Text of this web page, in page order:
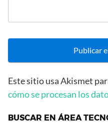
Este sitio usa Akismet
cómo se procesan los
BUSCAR EN ÁREA